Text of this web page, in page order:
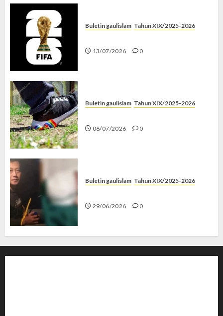
Buletin gaulislam Tahun XIX/2025-2026
13/07/2026 0
Buletin gaulislam Tahun XIX/2025-2026
06/07/2026 0
Buletin gaulislam Tahun XIX/2025-2026
29/06/2026 0